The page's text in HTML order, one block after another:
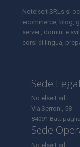
Notelseit SRLs si
ecommerce, blog,
server , domini e
corsi di lingua,
Sede
Notelseit srl
Via Serroni, 58
84091
Sede
Notelseit srl